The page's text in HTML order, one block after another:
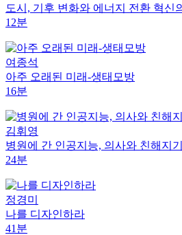
도시, 기후 변화와 에너지 전환 혁신
12분
여종석
아주 오래된 미래-생태모방
16분
김휘영
병원에 간 인공지능, 의사와 친해지기
24분
정경미
나를 디자인하라
41분